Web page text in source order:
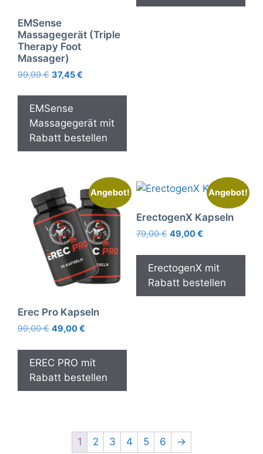
EMSense
Massagegerät (Triple
Therapy Foot
Massager)
99,99€ Ursprünglicher
war:
99,99 €
37,45€
ist:
EMSense
Massagegerät mit
Rabatt bestellen
Angebot!
Erec Pro Kapseln
99,00€ Ursprünglicher
war:
99,00 €
49,00€
ist:
49,00 €.
EREC PRO mit
Rabatt bestellen
Angebot!
ErectogenX Kapseln
79,00€ Ursprünglicher
war:
79,00 €
49,00€Aktueller
ist:
49,00 €.
ErectogenX mit
Rabatt bestellen
1 2 3 4 5 6 →